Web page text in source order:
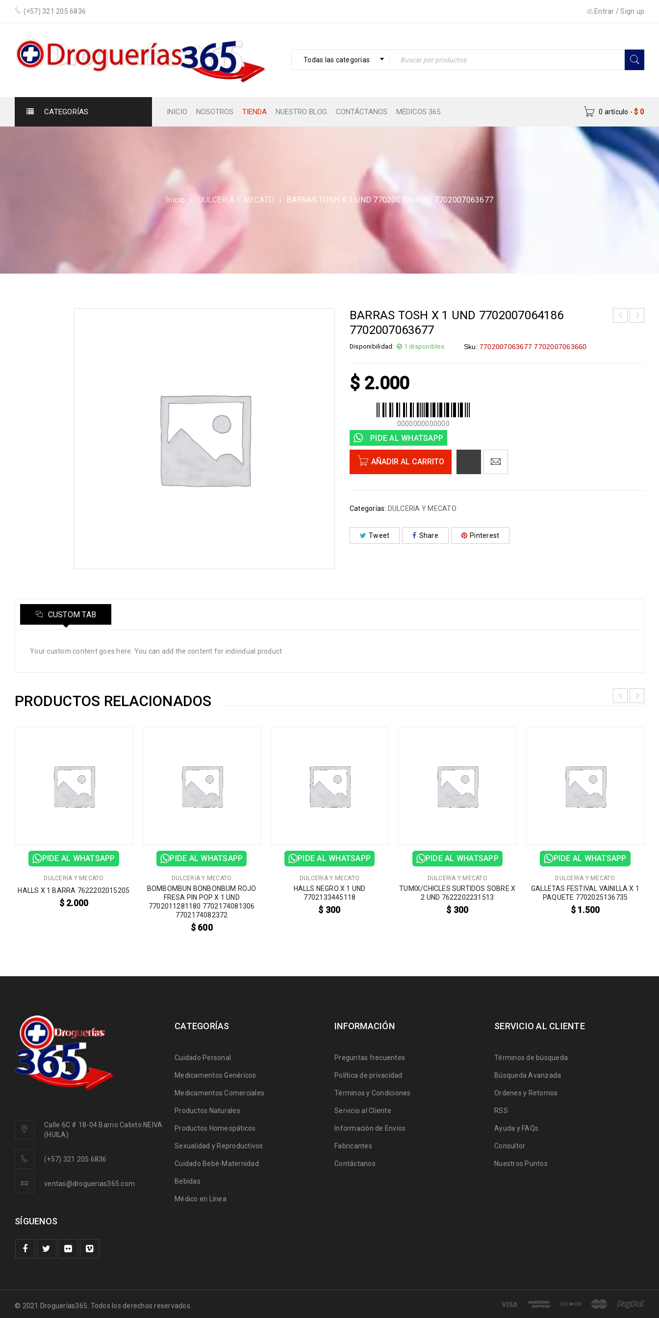
(+57) 321 205 6836 Entrar /Sign up
Todas las categorías
CATEGORÍAS INICIO NOSOTROS TIENDA NUESTRO BLOG CONTÁCTANOS MÉDICOS 365 0 artículo - $ 0
Inicio › DULCERIA Y MECATO › BARRAS TOSH X 1 UND 7702007064186 7702007063677
BARRAS TOSH X 1 UND 7702007064186
7702007063677
Disponibilidad: 1 disponibles Sku: 7702007063677 7702007063660
$ 2.000
0000000000000
PIDE AL WHATSAPP
AÑADIR AL CARRITO
Categorías: DULCERIA Y MECATO
Tweet Share Pinterest
CUSTOM TAB
Your custom content goes here. You can add the content for individual product
PRODUCTOS RELACIONADOS
PIDE AL WHATSAPP
DULCERIA Y MECATO
HALLS X 1 BARRA 7622202015205
$2.000
PIDE AL WHATSAPP
DULCERIA Y MECATO
BOMBOMBUN BONBONBUM ROJO
FRESA PIN POP X 1 UND
7702011281180 7702174081306
7702174082372
$600
PIDE AL WHATSAPP
DULCERIA Y MECATO
HALLS NEGRO X 1 UND
7702133445118
$ 300
PIDE AL WHATSAPP
DULCERIA Y MECATO
TUMIX/CHICLES SURTIDOS SOBRE X
2 UND 7622202231513
$ 300
PIDE AL WHATSAPP
DULCERIA Y MECATO
GALLETAS FESTIVAL VAINILLA X 1
PAQUETE 7702025136735
$1.500
Calle 6C # 18-04 Barrio Calixto NEIVA
(HUILA)
(+57) 321 205 6836
ventas@droguerias365.com
SÍGUENOS
CATEGORÍAS
Cuidado Personal
Medicamentos Genéricos
Medicamentos Comerciales
Productos Naturales
Productos Homeopáticos
Sexualidad y Reproductivos
Cuidado Bebé-Maternidad
Bebidas
Médico en Línea
INFORMACIÓN
Preguntas frecuentes
Política de privacidad
Términos y Condiciones
Servicio al Cliente
Información de Envíos
Fabricantes
Contáctanos
SERVICIO AL CLIENTE
Términos de búsqueda
Búsqueda Avanzada
Ordenes y Retornos
RSS
Ayuda y FAQs
Consultor
Nuestros Puntos
© 2021 Droguerías365. Todos los derechos reservados.